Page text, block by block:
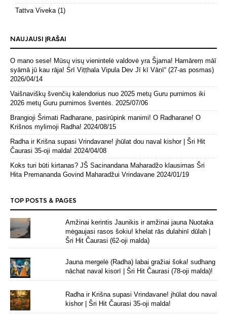
Tattva Viveka (1)
NAUJAUSI ĮRAŠAI
O mano sese! Mūsų visų vienintelė valdovė yra Šjama! Hamāreṃ māī
syāmā jū kau rāja! Śrī Viṭṭhala Vipula Dev Jī kī Vāṇī“ (27-as posmas)
2026/04/14
Vaišnaviškų švenčių kalendorius nuo 2025 metų Guru purnimos iki
2026 metų Guru purnimos šventės.
2025/07/06
Brangioji Šrimati Radharane, pasirūpink manimi! O Radharane! O
Krišnos mylimoji Radha! 2024/08/15
Radha ir Krišna supasi Vrindavane! jhūlat dou naval kishor | Šri Hit
Čaurasi 35-oji malda! 2024/04/08
Koks turi būti kirtanas? JŠ Sacinandana Maharadžo klausimas Šri
Hita Premananda Govind Maharadžui Vrindavane 2024/01/19
TOP POSTS & PAGES
Amžinai kerintis Jaunikis ir amžinai jauna Nuotaka
mėgaujasi rasos šokiu! khelat rās dulahinī dūlah |
Šri Hit Čaurasi (62-oji malda)
Jauna mergelė (Radha) labai gražiai šoka! sudhang
nāchat naval kisorī | Šri Hit Čaurasi (78-oji malda)!
Radha ir Krišna supasi Vrindavane! jhūlat dou naval
kishor | Šri Hit Čaurasi 35-oji malda!